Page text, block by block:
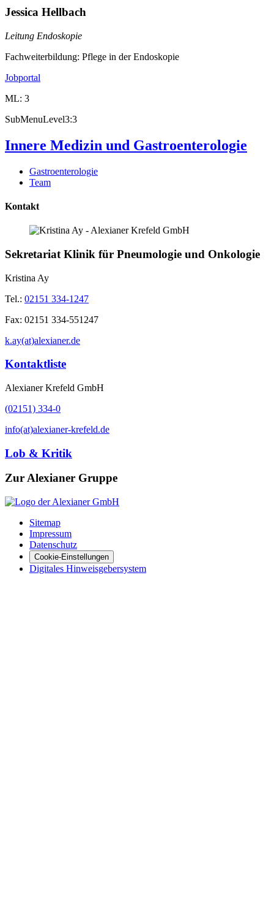
Jessica Hellbach
Leitung Endoskopie
Fachweiterbildung: Pflege in der Endoskopie
Jobportal
ML: 3
SubMenuLevel3:3
Innere Medizin und Gastroenterologie
Gastroenterologie
Team
Kontakt
Sekretariat Klinik für Pneumologie und Onkologie
Kristina Ay
Tel.: 02151 334-1247
Fax: 02151 334-551247
k.ay(at)alexianer.de
Kontaktliste
Alexianer Krefeld GmbH
(02151) 334-0
info(at)alexianer-krefeld.de
Lob & Kritik
Zur Alexianer Gruppe
Sitemap
Impressum
Datenschutz
Cookie-Einstellungen
Digitales Hinweisgebersystem